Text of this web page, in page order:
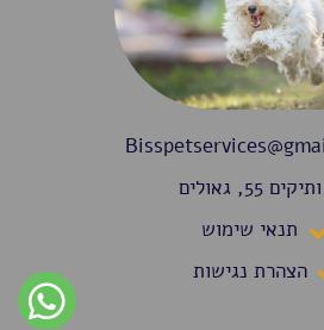
ותיקים 55, גאולים
תנאי שימוש
הצהרת נגישות